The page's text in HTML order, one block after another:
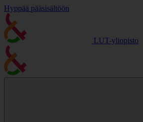
Hyppää pääsisältöön
LUT-yliopisto